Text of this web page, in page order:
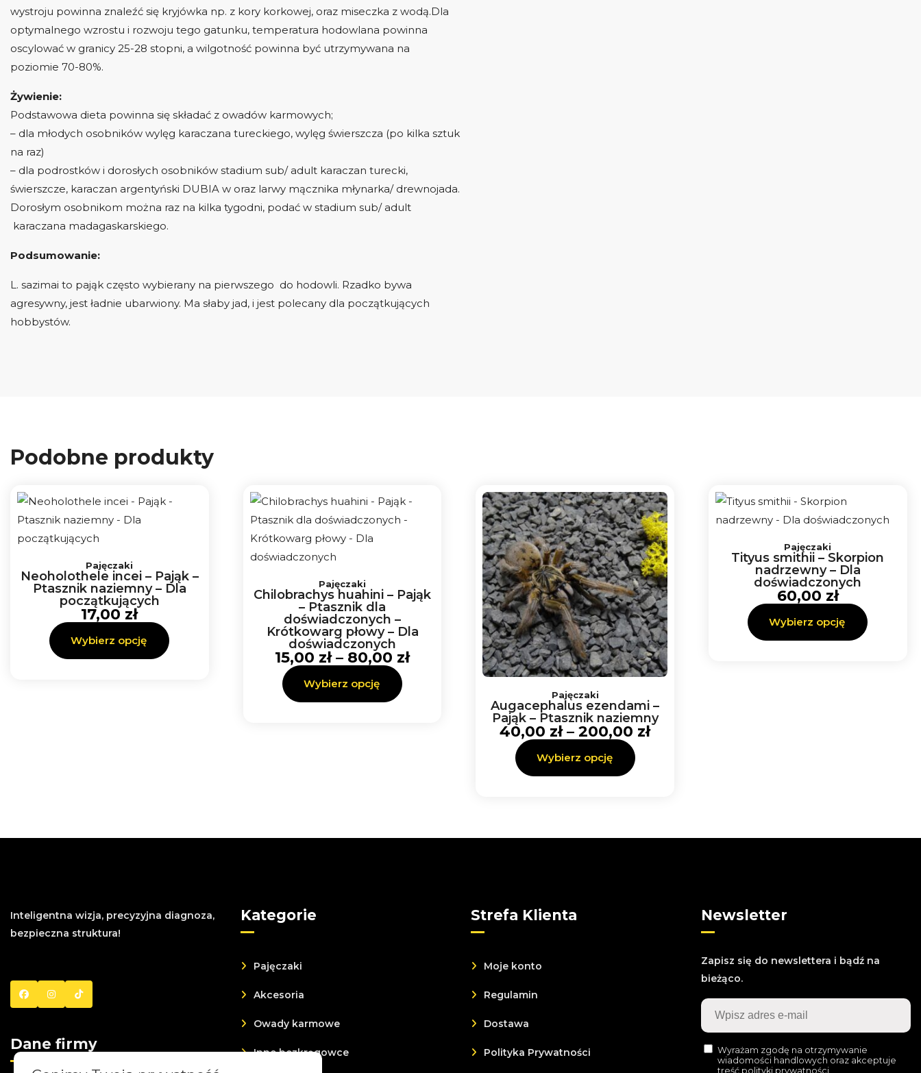
wystroju powinna znaleźć się kryjówka np. z kory korkowej, oraz miseczka z wodą.Dla
optymalnego wzrostu i rozwoju tego gatunku, temperatura hodowlana powinna
oscylować w granicy 25-28 stopni, a wilgotność powinna być utrzymywana na
poziomie 70-80%.
Żywienie:
Podstawowa dieta powinna się składać z owadów karmowych;
– dla młodych osobników wylęg karaczana tureckiego, wylęg świerszcza (po kilka sztuk
na raz)
– dla podrostków i dorosłych osobników stadium sub/ adult karaczan turecki,
świerszcze, karaczan argentyński DUBIA w oraz larwy mącznika młynarka/ drewnojada.
Dorosłym osobnikom można raz na kilka tygodni, podać w stadium sub/ adult
karaczana madagaskarskiego.
Podsumowanie:
L. sazimai to pająk często wybierany na pierwszego do hodowli. Rzadko bywa
agresywny, jest ładnie ubarwiony. Ma słaby jad, i jest polecany dla początkujących
hobbystów.
Podobne produkty
Pajęczaki
Neoholothele incei – Pająk –
Ptasznik naziemny – Dla
początkujących
17,00 zł
Wybierz opcję
ma
wiele
wariantów.
można
Pajęczaki
Chilobrachys huahini – Pająk
– Ptasznik dla
doświadczonych –
Krótkowarg płowy – Dla
doświadczonych
15,00 zł – 80,00 zł
do
80,00 zł
Wybierz opcję
Ten
produkt
wiele
wariantów.
Opcje
wybrać
Pajęczaki
Augacephalus ezendami –
Pająk – Ptasznik naziemny
40,00 zł – 200,00 zł
Zakres
cen:
od
40,00 zł
do
200,00 zł
Wybierz opcję
Ten
produkt
ma
wiele
wariantów.
Opcje
można
wybrać
na
stronie
produktu
Pajęczaki
Tityus smithii – Skorpion
nadrzewny – Dla
doświadczonych
60,00 zł
Wybierz opcję
produkt
wariantów.
Inteligentna wizja, precyzyjna diagnoza,
bezpieczna struktura!
Dane firmy
Kategorie
Pajęczaki
Akcesoria
Owady karmowe
Inne bezkręgowce
Strefa Klienta
Moje konto
Regulamin
Dostawa
Polityka Prywatności
Newsletter
Zapisz się do newslettera i bądź na
bieżąco.
Wyrażam zgodę na otrzymywanie
wiadomości handlowych oraz akceptuje
treść polityki prywatności